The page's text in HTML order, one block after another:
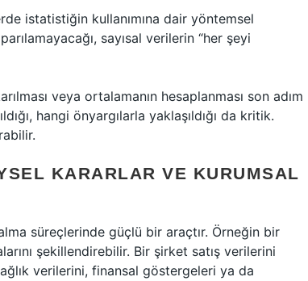
istatistiğin kullanımına dair yöntemsel
sayısal verilerin “her şeyi
veya ortalamanın hesaplanması son adım
hangi önyargılarla yaklaşıldığı da kritik.
KARARLAR VE KURUMSAL
süreçlerinde güçlü bir araçtır. Örneğin bir
şekillendirebilir. Bir şirket satış verilerini
verilerini, finansal göstergeleri ya da